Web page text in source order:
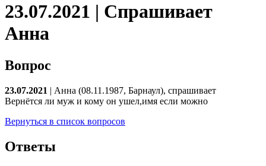
23.07.2021 | Спрашивает
Анна
Вопрос
23.07.2021 | Анна (08.11.1987, Барнаул), спрашивает
Вернётся ли муж и кому он ушел,имя если можно
Вернуться в список вопросов
Ответы